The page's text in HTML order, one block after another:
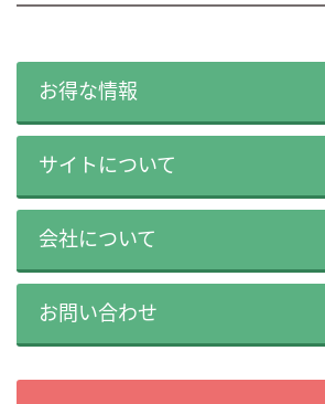
お得な情報
サイトについて
会社について
お問い合わせ